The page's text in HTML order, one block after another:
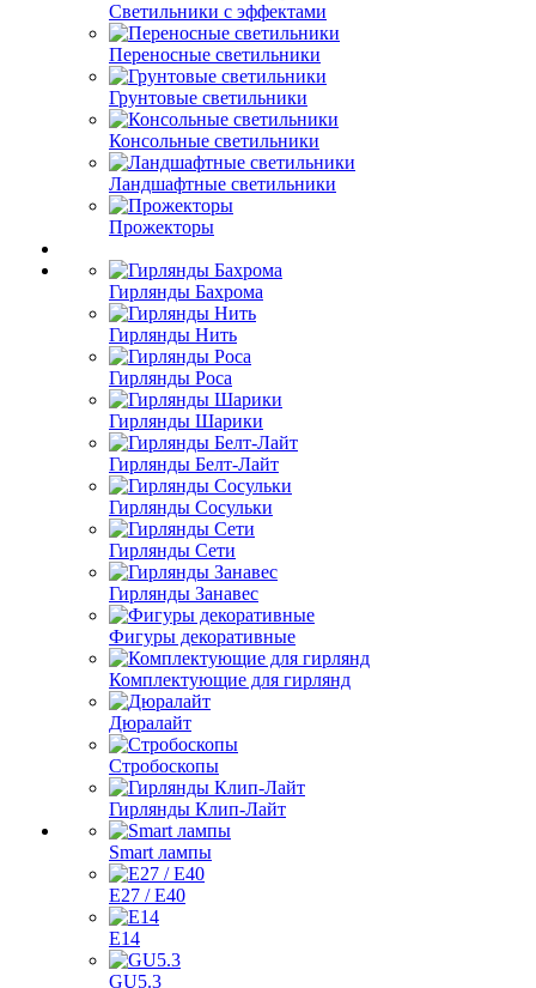
Светильники с эффектами
Переносные светильники
Грунтовые светильники
Консольные светильники
Ландшафтные светильники
Прожекторы
Гирлянды Бахрома
Гирлянды Нить
Гирлянды Роса
Гирлянды Шарики
Гирлянды Белт-Лайт
Гирлянды Сосульки
Гирлянды Сети
Гирлянды Занавес
Фигуры декоративные
Комплектующие для гирлянд
Дюралайт
Стробоскопы
Гирлянды Клип-Лайт
Smart лампы
E27 / E40
E14
GU5.3